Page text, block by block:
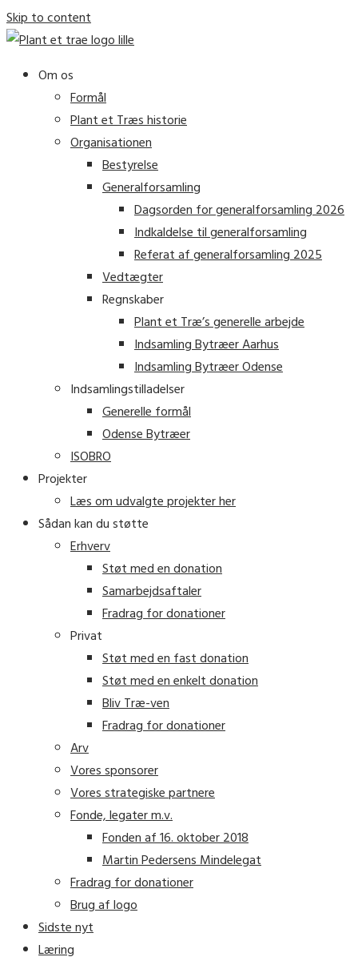
Skip to content
Om os
Formål
Plant et Træs historie
Organisationen
Bestyrelse
Generalforsamling
Dagsorden for generalforsamling 2026
Indkaldelse til generalforsamling
Referat af generalforsamling 2025
Vedtægter
Regnskaber
Plant et Træ’s generelle arbejde
Indsamling Bytræer Aarhus
Indsamling Bytræer Odense
Indsamlingstilladelser
Generelle formål
Odense Bytræer
ISOBRO
Projekter
Læs om udvalgte projekter her
Sådan kan du støtte
Erhverv
Støt med en donation
Samarbejdsaftaler
Fradrag for donationer
Privat
Støt med en fast donation
Støt med en enkelt donation
Bliv Træ-ven
Fradrag for donationer
Arv
Vores sponsorer
Vores strategiske partnere
Fonde, legater m.v.
Fonden af 16. oktober 2018
Martin Pedersens Mindelegat
Fradrag for donationer
Brug af logo
Sidste nyt
Læring